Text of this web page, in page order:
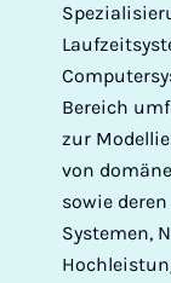
Bereich
zur
von
sowie
Systemen,